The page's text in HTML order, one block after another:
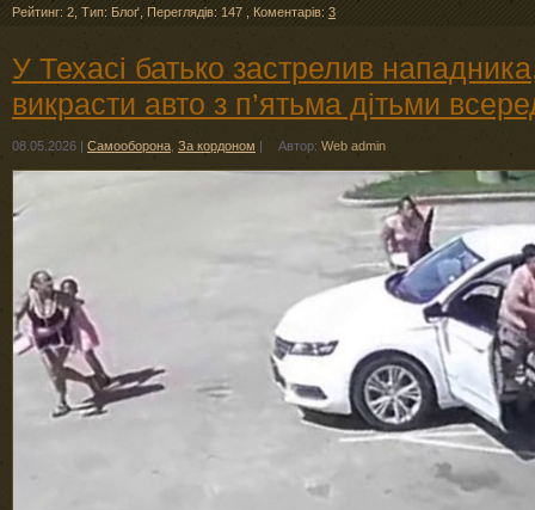
Рейтинг: 2 Тип: Блоґ Переглядів: 147 Коментарів: 3
У Техасі батько застрелив
викрасти авто з п’ятьма дітьми
08.05.2026 | Самооборона За кордоном | Автор: Web admin